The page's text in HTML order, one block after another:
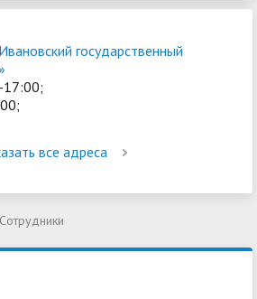
государственный
все адреса
Сотрудники